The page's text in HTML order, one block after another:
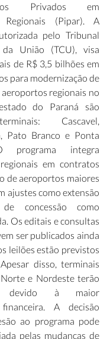
Privados em
Regionais (Pipar). A
pelo Tribunal
União (TCU), visa
de R$ 3,5 bilhões em
para modernização de
aeroportos regionais no
do Paraná são
Cascavel,
Pato Branco e Ponta
programa integra
em contratos
de aeroportos maiores
ajustes como extensão
concessão como
Os editais e consultas
ser publicados ainda
leilões estão previstos
disso, terminais
e Nordeste terão
devido à maior
financeira. A decisão
ao programa pode
pelas mudanças de